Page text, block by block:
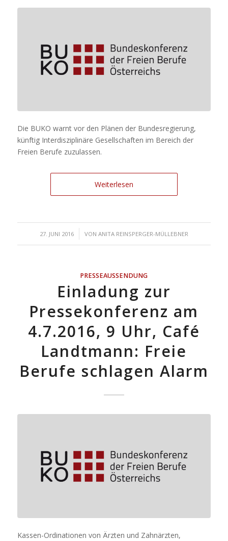
Die BUKO warnt vor den Plänen der Bundesregierung,
künftig Interdisziplinäre Gesellschaften im Bereich der
Freien Berufe zuzulassen.
Weiterlesen
27. JUNI 2016
/ VON ANITA REINSPERGER-MÜLLEBNER
PRESSEAUSSENDUNG
Einladung zur
Pressekonferenz am
4.7.2016, 9 Uhr, Café
Landtmann: Freie
Berufe schlagen Alarm
Kassen-Ordinationen von Ärzten und Zahnärzten,